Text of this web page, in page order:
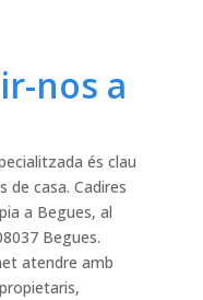
nos a
és clau
de casa. Cadires
a Begues, al
Begues.
atendre amb